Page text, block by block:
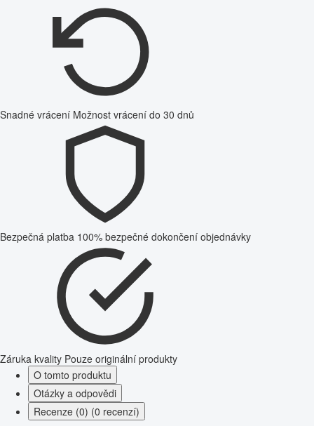
Snadné vrácení Možnost vrácení do 30 dnů
Bezpečná platba 100% bezpečné dokončení objednávky
Záruka kvality Pouze originální produkty
O tomto produktu
Otázky a odpovědi
Recenze (0) (0 recenzí)